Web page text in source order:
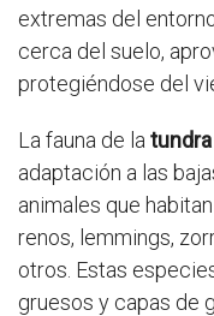
extremas del
cerca del suelo,
protegiéndose del
La fauna de la tundra
adaptación a las
animales que
renos, lemmings,
otros. Estas
gruesos y capas de